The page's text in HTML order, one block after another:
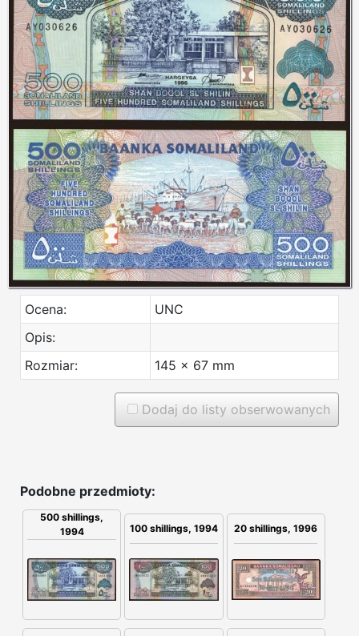
Ocena:
UNC
Opis:
Rozmiar:
145 x 67 mm
Dodaj do listy obserwowanych
Podobne przedmioty:
500 shillings,
1994
100 shillings, 1994 20 shillings, 1996